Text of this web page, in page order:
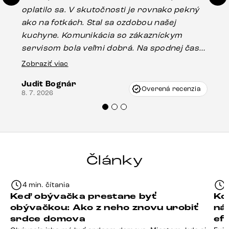
oplatilo sa. V skutočnosti je rovnako pekný
ako na fotkách. Stal sa ozdobou našej
kuchyne. Komunikácia so zákazníckym
servisom bola veľmi dobrá. Na spodnej časti
stola bolo malé poškodenie, pravdepodobne
Vincze pri riešení mojej záležitosti pristúpili
veľmi korektne. Odporúčam produkty Delife
Zobraziť viac
Judit Bognár
8. 7. 2026 Overená recenzia
Články
4 min. čítania
Keď obývačka prestane byť
obývačkou: Ako z neho znovu urobiť
srdce domova